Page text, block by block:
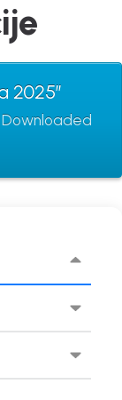
2025”
Downloaded